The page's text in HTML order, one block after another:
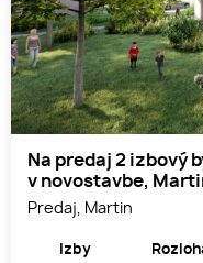
Na predaj 2 izbový
v novostavbe,
Predaj, Martin
Izby